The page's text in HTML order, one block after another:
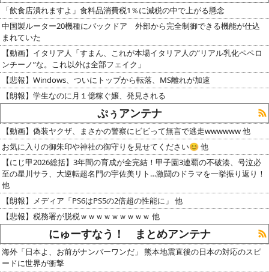
「飲食店潰れますよ」食料品消費税1％に減税の中で上がる懸念
中国製ルーター20機種にバックドア 外部から完全制御できる機能が仕込
まれていた
【動画】イタリア人「すまん、これが本場イタリア人の”リアル乳化ペペロ
ンチーノ”な。これ以外は全部フェイク」
【悲報】Windows、ついにトップから転落、MS離れが加速
【朗報】学生なのに月１億稼ぐ嬢、発見される
ぷぅアンテナ
【動画】偽装ヤクザ、まさかの警察にビビって無言で逃走wwwwww 他
お気に入りの御朱印や神社の御守りを見せてください😊 他
【にじ甲2026総括】3年間の育成が全完結！甲子園3連覇の不破湊、号泣必
至の星川サラ、大逆転超名門の宇佐美リト…激闘のドラマを一挙振り返り！
他
【朗報】メディア「PS6はPS5の2倍超の性能に」 他
【悲報】税務署が脱税ｗｗｗｗｗｗｗｗｗ 他
にゅーすなう！ まとめアンテナ
海外「日本よ、お前がナンバーワンだ」 熊本地震直後の日本の対応のスピ
ードに世界が衝撃